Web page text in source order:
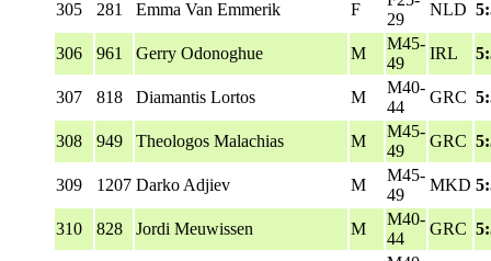
305 281 Emma Van Emmerik F
29
NLD
306 961 Gerry Odonoghue M
M45-
49
IRL
307 818 Diamantis Lortos M
M40-
44
GRC
308 949 Theologos Malachias M
M45-
49
GRC
309 1207 Darko Adjiev M
M45-
49
MKD
310 828 Jordi Meuwissen M
M40-
44
GRC